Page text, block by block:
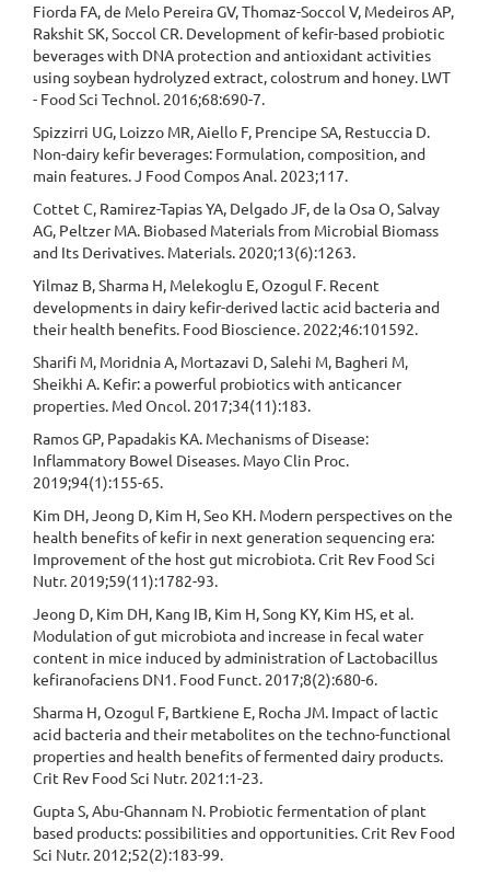
Fiorda FA, de Melo Pereira GV, Thomaz-Soccol V, Medeiros AP,
Rakshit SK, Soccol CR. Development of kefir-based probiotic
beverages with DNA protection and antioxidant activities
using soybean hydrolyzed extract, colostrum and honey. LWT
- Food Sci Technol. 2016;68:690-7.
Spizzirri UG, Loizzo MR, Aiello F, Prencipe SA, Restuccia D.
Non-dairy kefir beverages: Formulation, composition, and
main features. J Food Compos Anal. 2023;117.
Cottet C, Ramirez-Tapias YA, Delgado JF, de la Osa O, Salvay
AG, Peltzer MA. Biobased Materials from Microbial Biomass
and Its Derivatives. Materials. 2020;13(6):1263.
Yilmaz B, Sharma H, Melekoglu E, Ozogul F. Recent
developments in dairy kefir-derived lactic acid bacteria and
their health benefits. Food Bioscience. 2022;46:101592.
Sharifi M, Moridnia A, Mortazavi D, Salehi M, Bagheri M,
Sheikhi A. Kefir: a powerful probiotics with anticancer
properties. Med Oncol. 2017;34(11):183.
Ramos GP, Papadakis KA. Mechanisms of Disease:
Inflammatory Bowel Diseases. Mayo Clin Proc.
2019;94(1):155-65.
Kim DH, Jeong D, Kim H, Seo KH. Modern perspectives on the
health benefits of kefir in next generation sequencing era:
Improvement of the host gut microbiota. Crit Rev Food Sci
Nutr. 2019;59(11):1782-93.
Jeong D, Kim DH, Kang IB, Kim H, Song KY, Kim HS, et al.
Modulation of gut microbiota and increase in fecal water
content in mice induced by administration of Lactobacillus
kefiranofaciens DN1. Food Funct. 2017;8(2):680-6.
Sharma H, Ozogul F, Bartkiene E, Rocha JM. Impact of lactic
acid bacteria and their metabolites on the techno-functional
properties and health benefits of fermented dairy products.
Crit Rev Food Sci Nutr. 2021:1-23.
Gupta S, Abu-Ghannam N. Probiotic fermentation of plant
based products: possibilities and opportunities. Crit Rev Food
Sci Nutr. 2012;52(2):183-99.